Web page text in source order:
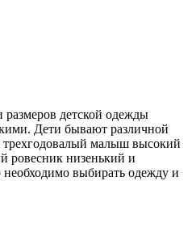
размеров детской одежды
Дети бывают различной
малыш высокий
ровесник низенький и
выбирать одежду и